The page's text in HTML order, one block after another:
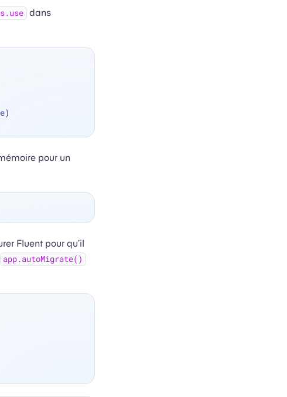
dans
pour un
Fluent pour qu’il
app.autoMigrate()